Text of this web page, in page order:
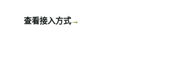
查看接入方式